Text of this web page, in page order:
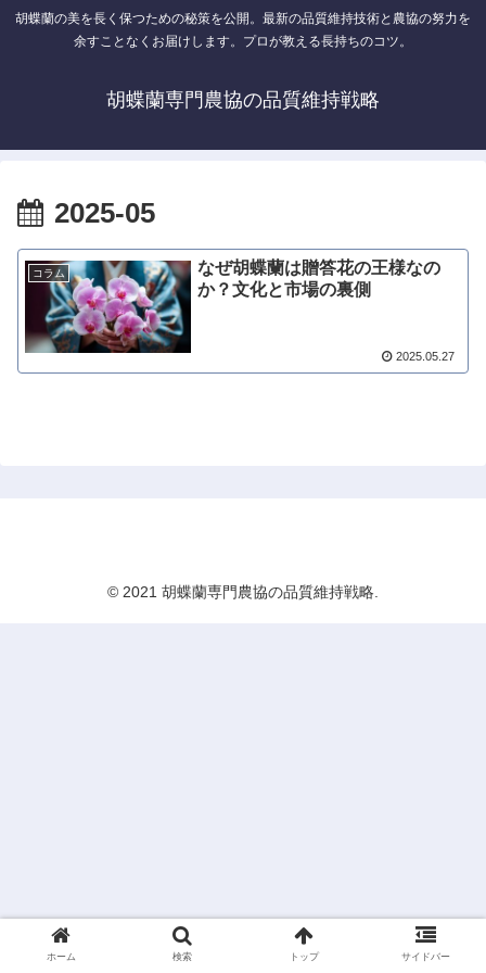
胡蝶蘭の美を長く保つための秘策を公開。最新の品質維持技術と農協の努力を
余すことなくお届けします。プロが教える長持ちのコツ。
胡蝶蘭専門農協の品質維持戦略
2025-05
コラム
なぜ胡蝶蘭は贈答花の王様なの
か？文化と市場の裏側
2025.05.27
© 2021 胡蝶蘭専門農協の品質維持戦略.
ホーム 検索 トップ サイドバー